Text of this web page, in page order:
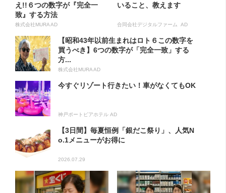
え!!６つの数字が『完全一
致』する方法
株式会社MURA AD
いること、教えます
合同会社デジタルファーム AD
【昭和43年以前生まれはロト６この数字を
買うべき】6つの数字が「完全一致」する
方...
株式会社MURA AD
今すぐリゾート行きたい！車がなくてもOK
神戸ポートピアホテル AD
【3日間】毎夏恒例「銀だこ祭り」、人気N
o.1メニューがお得に
2026.07.29